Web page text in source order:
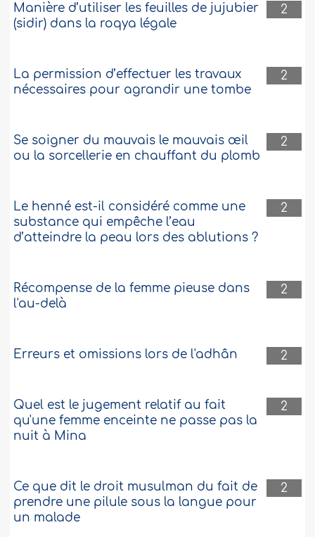
2
Manière d’utiliser les feuilles de jujubier
(sidir) dans la roqya légale
2
La permission d’effectuer les travaux
nécessaires pour agrandir une tombe
2
Se soigner du mauvais le mauvais œil
ou la sorcellerie en chauffant du plomb
2
Le henné est-il considéré comme une
substance qui empêche l’eau
d’atteindre la peau lors des ablutions ?
2
Récompense de la femme pieuse dans
l'au-delà
2
Erreurs et omissions lors de l'adhân
2
Quel est le jugement relatif au fait
qu'une femme enceinte ne passe pas la
nuit à Mina
2
Ce que dit le droit musulman du fait de
prendre une pilule sous la langue pour
un malade